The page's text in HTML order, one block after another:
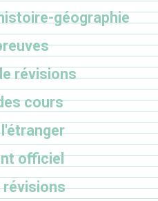
géographie
révisions
cours
officiel
révisions